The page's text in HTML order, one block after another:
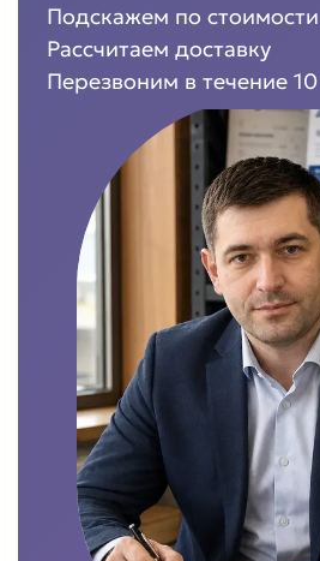
Подскажем по
Рассчитаем доставку
Перезвоним в течение